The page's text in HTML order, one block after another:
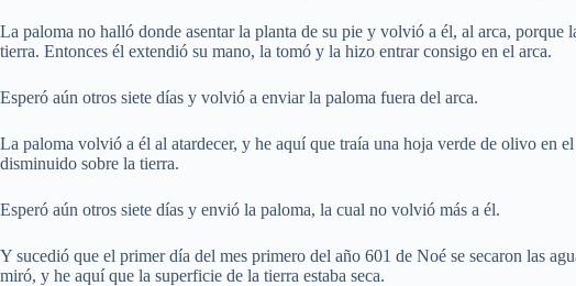
La paloma no halló donde asentar la planta de su pie y volvió a él, al arca, porque
tierra. Entonces él extendió su mano, la tomó y la hizo entrar consigo en el arca.
Esperó aún otros siete días y volvió a enviar la paloma fuera del arca.
La paloma volvió a él al atardecer, y he aquí que traía una hoja verde de olivo en
disminuido sobre la tierra.
Esperó aún otros siete días y envió la paloma, la cual no volvió más a él.
Y sucedió que el primer día del mes primero del año 601 de Noé se secaron las
miró, y he aquí que la superficie de la tierra estaba seca.